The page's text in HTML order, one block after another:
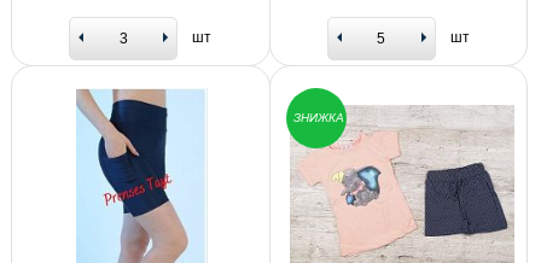
шт шт
ЗНИЖКА